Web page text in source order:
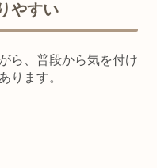
やすい
ら、普段から気を付け
ります。